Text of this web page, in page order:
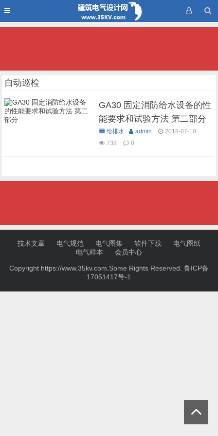
自动巡检
GA30 固定消防给水设备的性
能要求和试验方法 第二部分
给排水 admin
2018-07-10
738
0
技术文章 电气规范 电气图集 软件下载
电气图纸
电气样本
会员中心
Copyright https://www.35kv.com.Some Rights Reserved. 鲁ICP备
17051417号-1